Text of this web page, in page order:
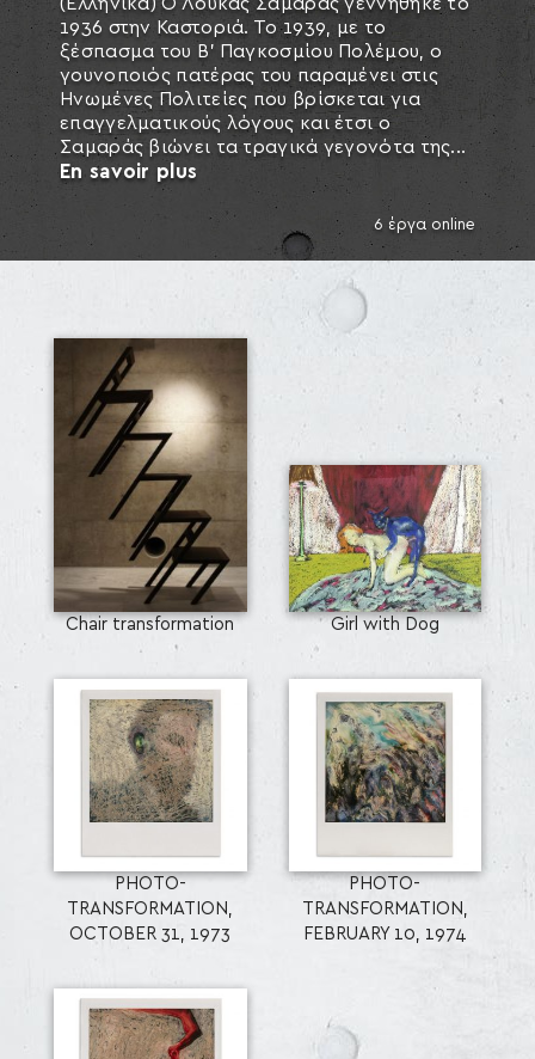
SEARCH AND PRESS ENTER
(Ελληνικά) Ο Λουκάς Σαμαράς γεννήθηκε το
1936 στην Καστοριά. Το 1939, με το
ξέσπασμα του Β’ Παγκοσμίου Πολέμου, ο
γουνοποιός πατέρας του παραμένει στις
Ηνωμένες Πολιτείες που βρίσκεται για
επαγγελματικούς λόγους και έτσι ο
Σαμαράς βιώνει τα τραγικά γεγονότα της...
En savoir plus
6 έργα online
Chair transformation Girl with Dog
PHOTO-
TRANSFORMATION,
OCTOBER 31, 1973
PHOTO-
TRANSFORMATION,
FEBRUARY 10, 1974